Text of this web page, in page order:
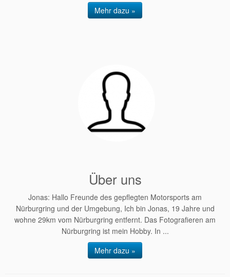
Mehr dazu »
Über uns
Jonas: Hallo Freunde des gepflegten Motorsports am
Nürburgring und der Umgebung, Ich bin Jonas, 19 Jahre und
wohne 29km vom Nürburgring entfernt. Das Fotografieren am
Nürburgring ist mein Hobby. In ...
Mehr dazu »